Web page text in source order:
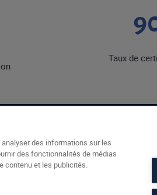
Taux de
PRESTATIONS
des informations sur les
des fonctionnalités de médias
contenu et les publicités.